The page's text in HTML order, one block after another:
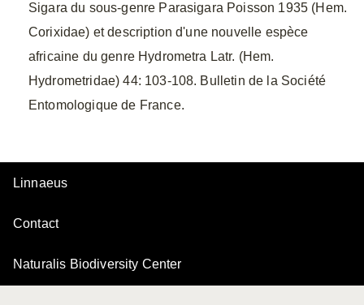
Sigara du sous-genre Parasigara Poisson 1935 (Hem.
Corixidae) et description d'une nouvelle espèce
africaine du genre Hydrometra Latr. (Hem.
Hydrometridae) 44: 103-108. Bulletin de la Société
Entomologique de France.
Linnaeus
Contact
Naturalis Biodiversity Center